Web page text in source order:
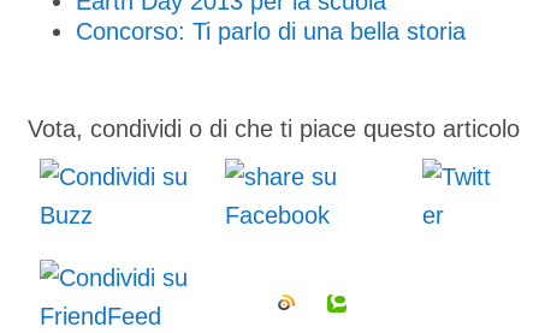
Concorso: Ti parlo di una bella storia
Vota, condividi o di che ti piace questo articolo